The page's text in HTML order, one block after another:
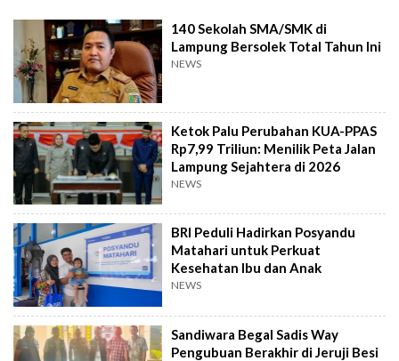
140 Sekolah SMA/SMK di
Lampung Bersolek Total Tahun Ini
NEWS
Ketok Palu Perubahan KUA-PPAS
Rp7,99 Triliun: Menilik Peta Jalan
Lampung Sejahtera di 2026
NEWS
BRI Peduli Hadirkan Posyandu
Matahari untuk Perkuat
Kesehatan Ibu dan Anak
NEWS
Sandiwara Begal Sadis Way
Pengubuan Berakhir di Jeruji Besi